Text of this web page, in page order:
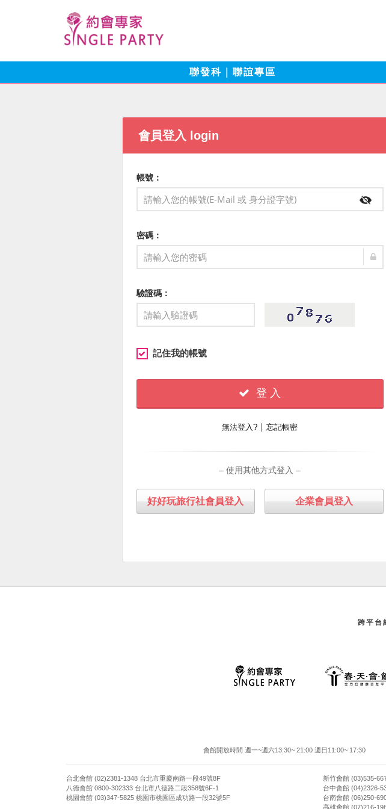
聯發科｜聯誼專區
會員登入 login
帳號：
密碼：
驗證碼：
記住我的帳號
登 入
無法登入? ∣忘記帳密
– 使用其他方式登入 –
好好玩旅行社會員登入 企業會員登入
跨平台
會館開放時間 週一~週六13:30~ 21:00 週日11:00~ 17:30
台北會館 (02)2381-1348 台北市重慶南路一段49號8F
八德會館 0800-302333 台北市八德路二段358號6F-1
桃園會館 (03)347-5825 桃園市桃園區成功路一段32號5F
新竹會館 (03)535-
台中會館 (04)2326-
台南會館 (06)250-
高雄會館 (07)216-